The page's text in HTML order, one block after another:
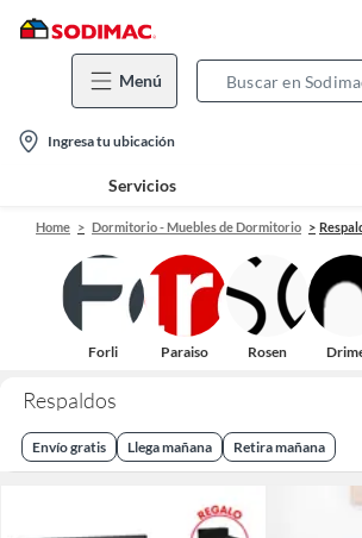
Menú
location-
icon
Ingresa tu ubicación
Servicios
Home Dormitorio - Muebles de Dormitorio
Forli Paraiso Rosen
Respaldos
Envío gratis Llega mañana Retira mañana